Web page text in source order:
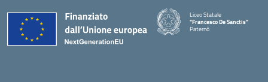
Liceo Statale
"Francesco De Sanctis"
Paternò